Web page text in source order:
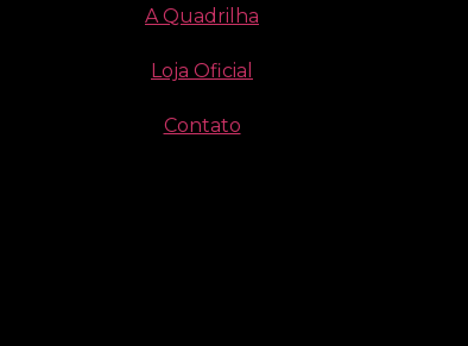
A Quadrilha
Loja Oficial
Contato